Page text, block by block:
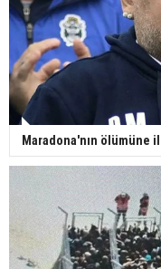
Maradona'nın ölümüne